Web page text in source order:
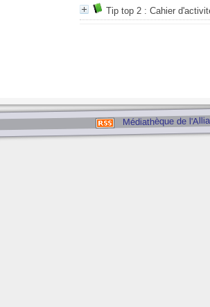
Tip top 2 : Cahier
Médiathèque de